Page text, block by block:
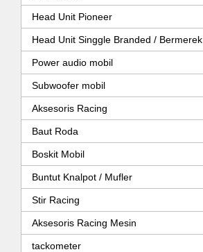
Head Unit Pioneer
Head Unit Singgle Branded / Bermerek
Power audio mobil
Subwoofer mobil
Aksesoris Racing
Baut Roda
Boskit Mobil
Buntut Knalpot / Mufler
Stir Racing
Aksesoris Racing Mesin
tackometer